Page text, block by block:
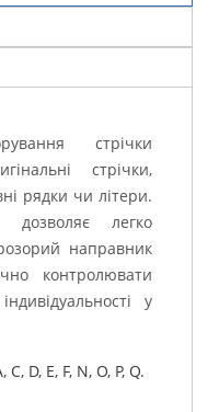
стрічки
стрічки,
рядки чи літери.
дозволяє легко
направник
контролювати
у
C, D, E, F, N, O, P, Q.